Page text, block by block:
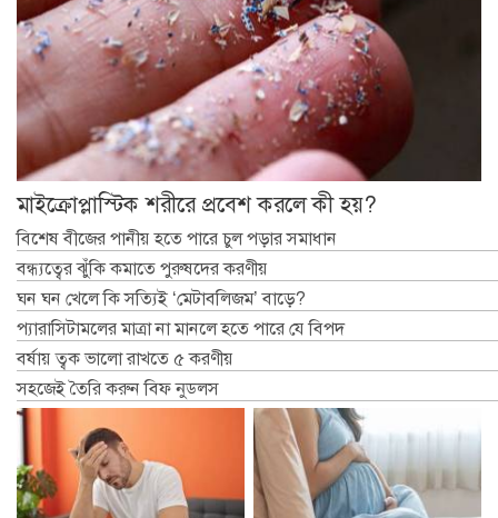
মাইক্রোপ্লাস্টিক শরীরে প্রবেশ করলে কী হয়?
বিশেষ বীজের পানীয় হতে পারে চুল পড়ার সমাধান
বন্ধ্যত্বের ঝুঁকি কমাতে পুরুষদের করণীয়
ঘন ঘন খেলে কি সত্যিই ‘মেটাবলিজম’ বাড়ে?
প্যারাসিটামলের মাত্রা না মানলে হতে পারে যে বিপদ
বর্ষায় ত্বক ভালো রাখতে ৫ করণীয়
সহজেই তৈরি করুন বিফ নুডলস